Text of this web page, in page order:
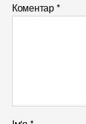
Коментар*